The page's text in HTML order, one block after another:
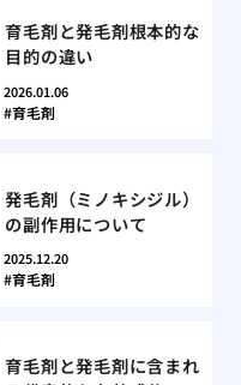
育毛剤と発毛剤根本的な
目的の違い
2026.01.06
育毛剤
発毛剤（ミノキシジル）
の副作用について
2025.12.20
育毛剤
育毛剤と発毛剤に含まれ